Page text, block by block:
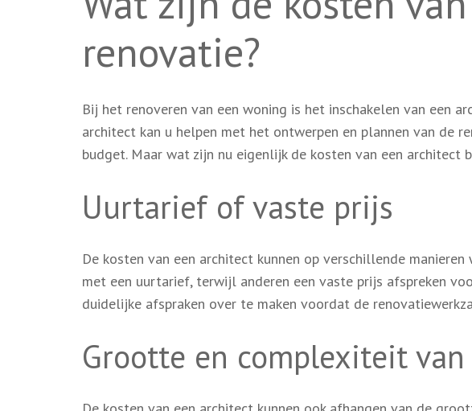
renovatie?
Bij het renoveren van een woning is het inschakelen van een
architect kan u helpen met het ontwerpen en plannen van de
budget. Maar wat zijn nu eigenlijk de kosten van een architect
Uurtarief of vaste prijs
De kosten van een architect kunnen op verschillende
met een uurtarief, terwijl anderen een vaste prijs afspreken
duidelijke afspraken over te maken voordat de
Grootte en complexiteit